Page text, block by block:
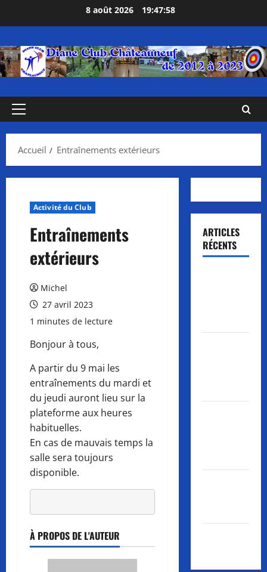
8 août 2026 19:47:58
Menu
Accueil
Entraînements extérieurs
Activité du Club
Entraînements
extérieurs
Michel
27 avril 2023
1 minutes de lecture
Bonjour à tous,
A partir du 9 mai les
entraînements du mardi et
du jeudi auront lieu sur la
plateforme aux heures
habituelles.
En cas de mauvais temps la
salle sera toujours
disponible.
À PROPOS DE L'AUTEUR
ARTICLES
RÉCENTS